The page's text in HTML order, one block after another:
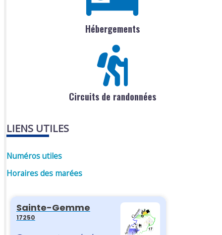
Hébergements
Circuits de randonnées
LIENS UTILES
Numéros utiles
Horaires des marées